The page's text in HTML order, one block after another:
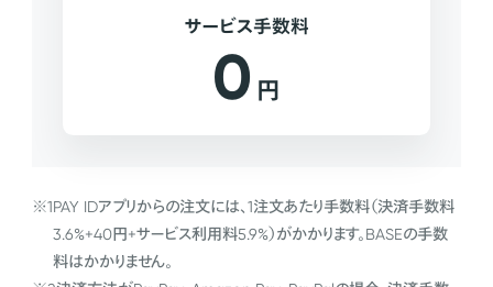
サービス手数料
0 円
※1PAY IDアプリからの注文には、1注文あたり手数料（決済手数料
3.6%+40円+サービス利用料5.9%）がかかります。BASEの手数
料はかかりません。